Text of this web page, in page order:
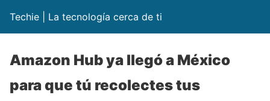
Techie | La tecnología cerca de ti
Amazon Hub ya llegó a México
para que tú recolectes tus